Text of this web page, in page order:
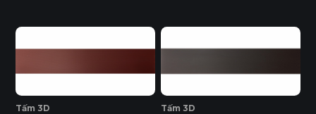
Tấm 3D Tấm 3D